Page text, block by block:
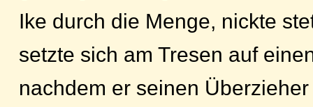
Ike durch die Menge, nickte
setzte sich am Tresen auf
nachdem er seinen